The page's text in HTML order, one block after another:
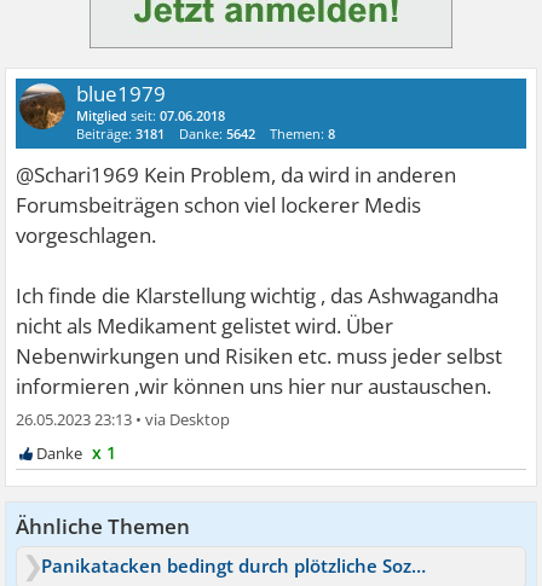
blue1979
Mitglied seit:07.06.2018
Beiträge:3181 Danke:5642 Themen:8
@Schari1969 Kein Problem, da wird in anderen
Forumsbeiträgen schon viel lockerer Medis
vorgeschlagen.
Ich finde die Klarstellung wichtig , das Ashwagandha
nicht als Medikament gelistet wird. Über
Nebenwirkungen und Risiken etc. muss jeder selbst
informieren ,wir können uns hier nur austauschen.
26.05.2023 23:13 •
x 1
Ähnliche Themen
Panikatacken bedingt durch plötzliche Soziale/Redeangst